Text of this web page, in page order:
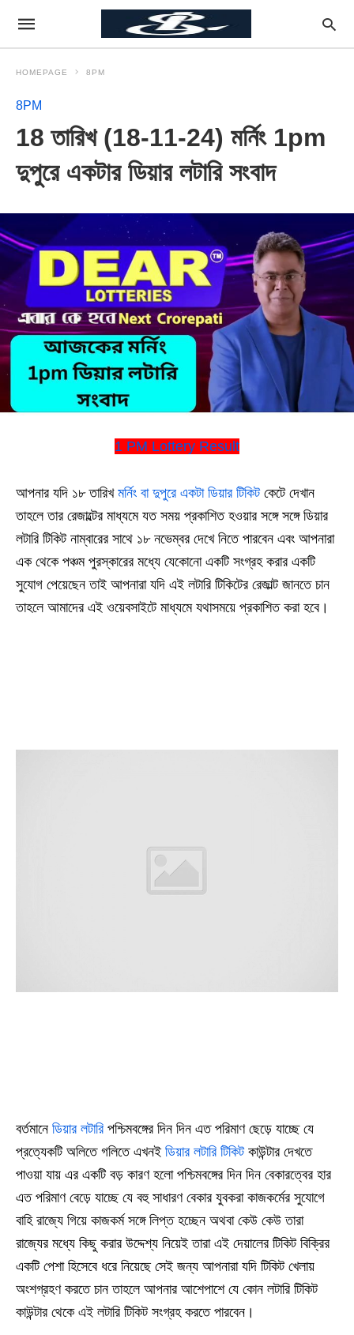
HOMEPAGE 8PM
8PM
18 তারিখ (18-11-24) মর্নিং 1pm
দুপুরে একটার ডিয়ার লটারি সংবাদ
1 PM Lottery Result
আপনার যদি ১৮ তারিখ মর্নিং বা দুপুরে একটা ডিয়ার টিকিটকেটে দেখান
তাহলে তার রেজাল্টের মাধ্যমে যত সময় প্রকাশিত হওয়ার সঙ্গে সঙ্গে ডিয়ার
লটারি টিকিট নাম্বারের সাথে ১৮ নভেম্বর দেখে নিতে পারবেন এবং আপনারা
এক থেকে পঞ্চম পুরস্কারের মধ্যে যেকোনো একটি সংগ্রহ করার একটি
সুযোগ পেয়েছেন তাই আপনারা যদি এই লটারি টিকিটের রেজাল্ট জানতে চান
তাহলে আমাদের এই ওয়েবসাইটে মাধ্যমে যথাসময়ে প্রকাশিত করা হবে।
বর্তমানে ডিয়ার লটারিপশ্চিমবঙ্গের দিন দিন এত পরিমাণ ছেড়ে যাচ্ছে যে
প্রত্যেকটি অলিতে গলিতে এখনই ডিয়ার লটারি টিকিটকাউন্টার দেখতে
পাওয়া যায় এর একটি বড় কারণ হলো পশ্চিমবঙ্গের দিন দিন বেকারত্বের হার
এত পরিমাণ বেড়ে যাচ্ছে যে বহু সাধারণ বেকার যুবকরা কাজকর্মের সুযোগে
বাহি রাজ্যে গিয়ে কাজকর্ম সঙ্গে লিপ্ত হচ্ছেন অথবা কেউ কেউ তারা
রাজ্যের মধ্যে কিছু করার উদ্দেশ্য নিয়েই তারা এই দেয়ালের টিকিট বিক্রির
একটি পেশা হিসেবে ধরে নিয়েছে সেই জন্য আপনারা যদি টিকিট খেলায়
অংশগ্রহণ করতে চান তাহলে আপনার আশেপাশে যে কোন লটারি টিকিট
কাউন্টার থেকে এই লটারি টিকিট সংগ্রহ করতে পারবেন।